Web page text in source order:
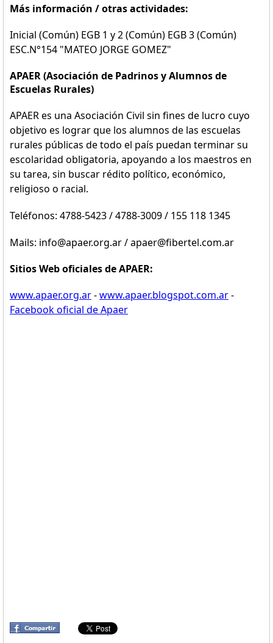
Más información / otras actividades:
Inicial (Común) EGB 1 y 2 (Común) EGB 3 (Común)
ESC.N°154 "MATEO JORGE GOMEZ"
APAER (Asociación de Padrinos y Alumnos de
Escuelas Rurales)
APAER es una Asociación Civil sin fines de lucro cuyo
objetivo es lograr que los alumnos de las escuelas
rurales públicas de todo el país puedan terminar su
escolaridad obligatoria, apoyando a los maestros en
su tarea, sin buscar rédito político, económico,
religioso o racial.
Teléfonos: 4788-5423 / 4788-3009 / 155 118 1345
Mails: info@apaer.org.ar / apaer@fibertel.com.ar
Sitios Web oficiales de APAER:
www.apaer.org.ar-www.apaer.blogspot.com.ar-
Facebook oficial de Apaer